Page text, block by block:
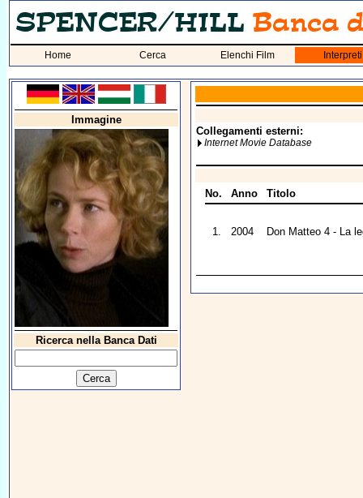
Home Cerca Elenchi Film Interpreti
Immagine
Ricerca nella Banca Dati
Collegamenti esterni:
Internet Movie Database
No. Anno Titolo
1. 2004 Don Matteo 4 - La